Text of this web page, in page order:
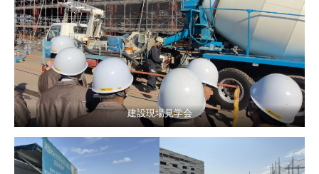
建設現場見学会